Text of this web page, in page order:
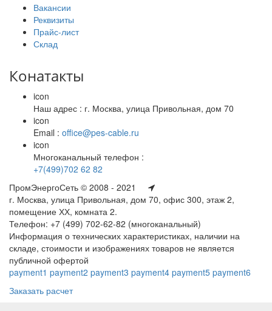
Вакансии
Реквизиты
Прайс-лист
Склад
Конатакты
icon
Наш адрес : г. Москва, улица Привольная, дом 70
icon
Email : office@pes-cable.ru
icon
Многоканальный телефон :
+7(499)702 62 82
ПромЭнергоСеть © 2008 - 2021
г. Москва, улица Привольная, дом 70, офис 300, этаж 2,
помещение ХХ, комната 2.
Телефон: +7 (499) 702-62-82 (многоканальный)
Информация о технических характеристиках, наличии на
складе, стоимости и изображениях товаров не является
публичной офертой
payment1 payment2 payment3 payment4 payment5 payment6
Заказать расчет